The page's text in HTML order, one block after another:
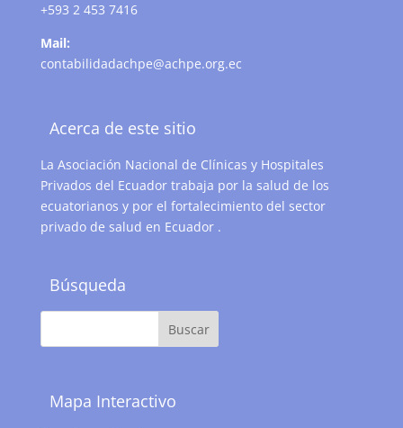
+593 2 453 7416
Mail:
contabilidadachpe@achpe.org.ec
Acerca de este sitio
La Asociación Nacional de Clínicas y Hospitales
Privados del Ecuador trabaja por la salud de los
ecuatorianos y por el fortalecimiento del sector
privado de salud en Ecuador .
Búsqueda
Mapa Interactivo